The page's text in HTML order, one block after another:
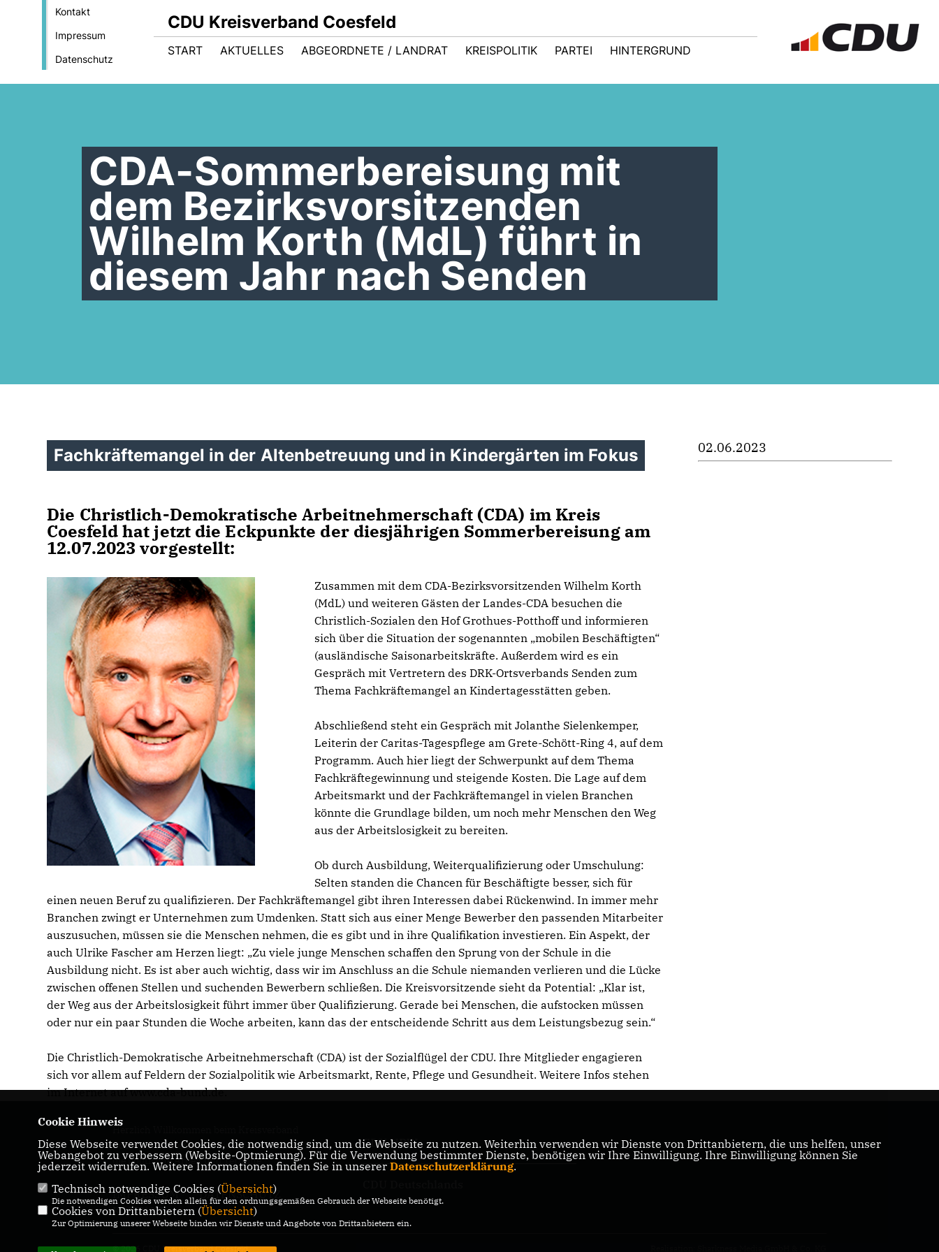
Kontakt
Impressum
Datenschutz
CDU Kreisverband Coesfeld
START AKTUELLES ABGEORDNETE / LANDRAT KREISPOLITIK PARTEI HINTERGRUND
CDA-Sommerbereisung mit
dem Bezirksvorsitzenden
Wilhelm Korth (MdL) führt in
diesem Jahr nach Senden
Fachkräftemangel in der Altenbetreuung und in Kindergärten im Fokus
Die Christlich-Demokratische Arbeitnehmerschaft (CDA) im Kreis
Coesfeld hat jetzt die Eckpunkte der diesjährigen Sommerbereisung am
12.07.2023 vorgestellt:
Zusammen mit dem CDA-Bezirksvorsitzenden Wilhelm Korth
(MdL) und weiteren Gästen der Landes-CDA besuchen die
Christlich-Sozialen den Hof Grothues-Potthoff und informieren
sich über die Situation der sogenannten „mobilen Beschäftigten“
(ausländische Saisonarbeitskräfte. Außerdem wird es ein
Gespräch mit Vertretern des DRK-Ortsverbands Senden zum
Thema Fachkräftemangel an Kindertagesstätten geben.
Abschließend steht ein Gespräch mit Jolanthe Sielenkemper,
Leiterin der Caritas-Tagespflege am Grete-Schött-Ring 4, auf dem
Programm. Auch hier liegt der Schwerpunkt auf dem Thema
Fachkräftegewinnung und steigende Kosten. Die Lage auf dem
Arbeitsmarkt und der Fachkräftemangel in vielen Branchen
könnte die Grundlage bilden, um noch mehr Menschen den Weg
aus der Arbeitslosigkeit zu bereiten.
Ob durch Ausbildung, Weiterqualifizierung oder Umschulung:
Selten standen die Chancen für Beschäftigte besser, sich für
einen neuen Beruf zu qualifizieren. Der Fachkräftemangel gibt ihren Interessen dabei Rückenwind. In immer mehr
Branchen zwingt er Unternehmen zum Umdenken. Statt sich aus einer Menge Bewerber den passenden Mitarbeiter
auszusuchen, müssen sie die Menschen nehmen, die es gibt und in ihre Qualifikation investieren. Ein Aspekt, der
auch Ulrike Fascher am Herzen liegt: „Zu viele junge Menschen schaffen den Sprung von der Schule in die
Ausbildung nicht. Es ist aber auch wichtig, dass wir im Anschluss an die Schule niemanden verlieren und die Lücke
zwischen offenen Stellen und suchenden Bewerbern schließen. Die Kreisvorsitzende sieht da Potential: „Klar ist,
der Weg aus der Arbeitslosigkeit führt immer über Qualifizierung. Gerade bei Menschen, die aufstocken müssen
oder nur ein paar Stunden die Woche arbeiten, kann das der entscheidende Schritt aus dem Leistungsbezug sein.“
Die Christlich-Demokratische Arbeitnehmerschaft (CDA) ist der Sozialflügel der CDU. Ihre Mitglieder engagieren
sich vor allem auf Feldern der Sozialpolitik wie Arbeitsmarkt, Rente, Pflege und Gesundheit. Weitere Infos stehen
im Internet auf www.cda-bund.de.
02.06.2023
Herzlich Willkommen beim Kreisverband
Coesfeld! Hier erhalten Sie Informationen über
die politische Arbeit und Termine.
IMPRESSUM
DATENSCHUTZ
KONTAKT
CDU NRW
© 2026 CDU Kreisverband Coesfeld
Cookie Hinweis
Diese Webseite verwendet Cookies, die notwendig sind, um die Webseite zu nutzen. Weiterhin verwenden wir Dienste von Drittanbietern, die uns helfen, unser
Webangebot zu verbessern (Website-Optmierung). Für die Verwendung bestimmter Dienste, benötigen wir Ihre Einwilligung. Ihre Einwilligung können Sie
jederzeit widerrufen. Weitere Informationen finden Sie in unserer Datenschutzerklärung.
Technisch notwendige Cookies (Übersicht)
Die notwendigen Cookies werden allein für den ordnungsgemäßen Gebrauch der Webseite benötigt.
Cookies von Drittanbietern (Übersicht)
Zur Optimierung unserer Webseite binden wir Dienste und Angebote von Drittanbietern ein.